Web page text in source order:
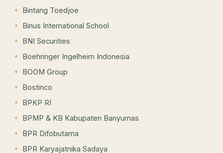
Bintang Toedjoe
Binus International School
BNI Securities
Boehringer Ingelheim Indonesia
BOOM Group
Bostinco
BPKP RI
BPMP & KB Kabupaten Banyumas
BPR Difobutama
BPR Karyajatnika Sadaya